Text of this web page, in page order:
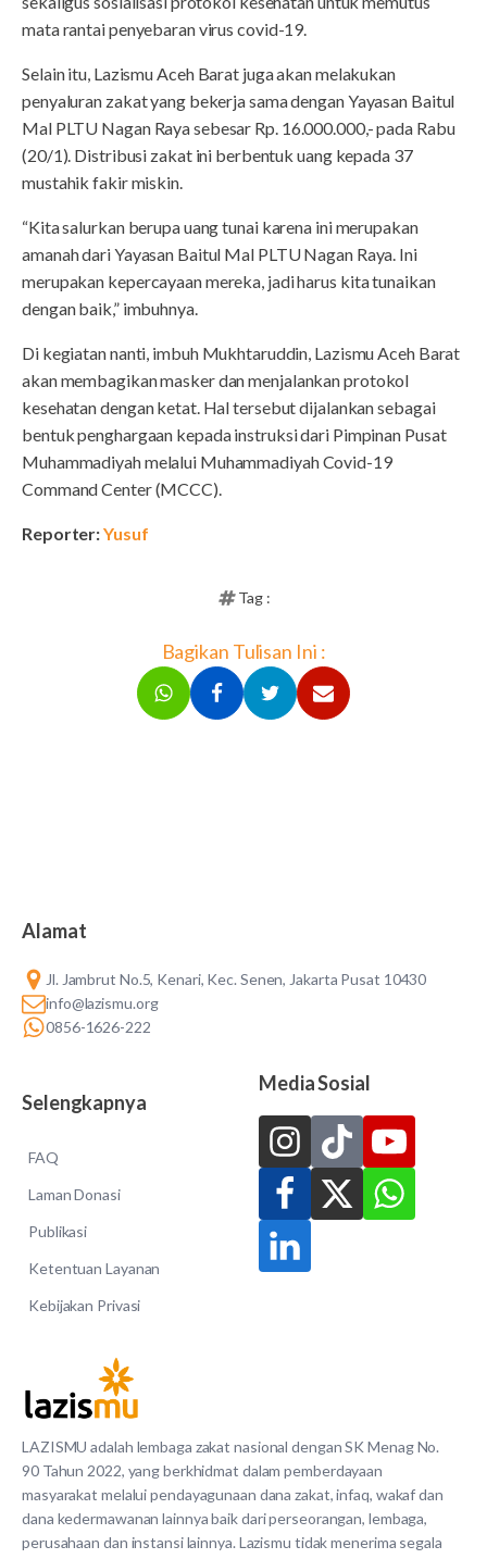
mata rantai penyebaran virus covid-19.
Selain itu, Lazismu Aceh Barat juga akan melakukan
penyaluran zakat yang bekerja sama dengan Yayasan Baitul
Mal PLTU Nagan Raya sebesar Rp. 16.000.000,- pada Rabu
(20/1). Distribusi zakat ini berbentuk uang kepada 37
mustahik fakir miskin.
“Kita salurkan berupa uang tunai karena ini merupakan
amanah dari Yayasan Baitul Mal PLTU Nagan Raya. Ini
merupakan kepercayaan mereka, jadi harus kita tunaikan
dengan baik,” imbuhnya.
Di kegiatan nanti, imbuh Mukhtaruddin, Lazismu Aceh Barat
akan membagikan masker dan menjalankan protokol
kesehatan dengan ketat. Hal tersebut dijalankan sebagai
bentuk penghargaan kepada instruksi dari Pimpinan Pusat
Muhammadiyah melalui Muhammadiyah Covid-19
Command Center (MCCC).
Reporter:Yusuf
Tag :
Bagikan Tulisan Ini :
LAZISMU adalah lembaga zakat nasional dengan SK Menag No.
90 Tahun 2022, yang berkhidmat dalam pemberdayaan
masyarakat melalui pendayagunaan dana zakat, infaq, wakaf dan
dana kedermawanan lainnya baik dari perseorangan, lembaga,
perusahaan dan instansi lainnya. Lazismu tidak menerima segala
Alamat
Jl. Jambrut No.5, Kenari, Kec. Senen, Jakarta Pusat 10430
info@lazismu.org
0856-1626-222
Selengkapnya
FAQ
Laman Donasi
Publikasi
Ketentuan Layanan
Kebijakan Privasi
Media Sosial